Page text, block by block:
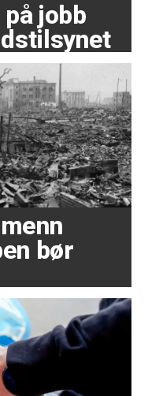
jobb
bør